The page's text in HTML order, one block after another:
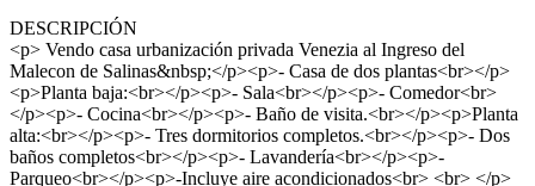
DESCRIPCIÓN
<p> Vendo casa urbanización privada Venezia al Ingreso del
Malecon de Salinas&nbsp;</p><p>- Casa de dos plantas<br></p>
<p>Planta baja:<br></p><p>- Sala<br></p><p>- Comedor<br>
</p><p>- Cocina<br></p><p>- Baño de visita.<br></p><p>Planta
alta:<br></p><p>- Tres dormitorios completos.<br></p><p>- Dos
baños completos<br></p><p>- Lavandería<br></p><p>-
Parqueo<br></p><p>-Incluye aire acondicionados<br> <br> </p>